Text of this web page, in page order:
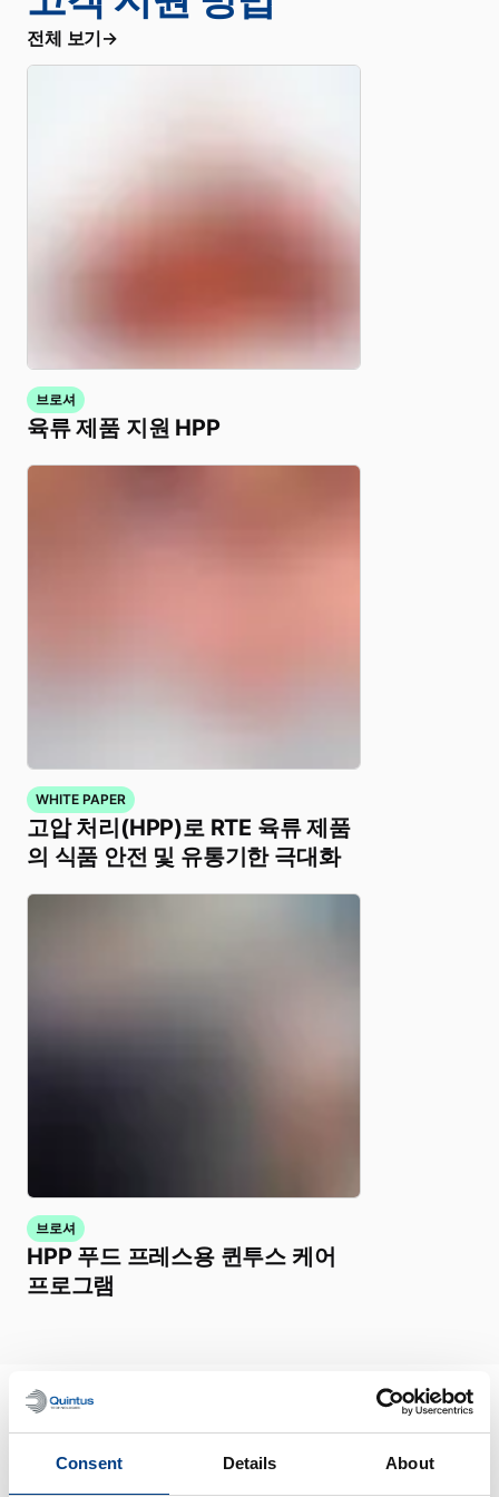
Consent Details About
전체 보기
브로셔
육류 제품 지원 HPP
WHITE PAPER
고압 처리(HPP)로 RTE 육류 제품
의 식품 안전 및 유통기한 극대화
브로셔
HPP 푸드 프레스용 퀸투스 케어
프로그램
관련 지식